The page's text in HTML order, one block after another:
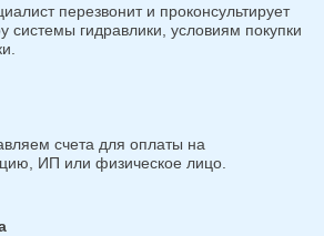
перезвонит и проконсультирует
системы гидравлики, условиям покупки
счета для оплаты на
ИП или физическое лицо.